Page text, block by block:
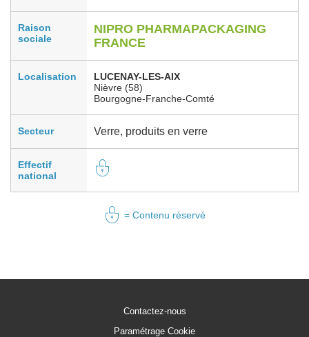
Raison
sociale
NIPRO PHARMAPACKAGING
FRANCE
Localisation
LUCENAY-LES-AIX
Nièvre (58)
Bourgogne-Franche-Comté
Secteur Verre, produits en verre
Effectif
national
= Contenu réservé
Contactez-nous
Paramétrage Cookie